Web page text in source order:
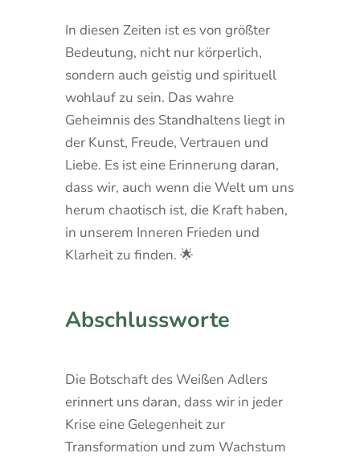
In diesen Zeiten ist es von größter
Bedeutung, nicht nur körperlich,
sondern auch geistig und spirituell
wohlauf zu sein. Das wahre
Geheimnis des Standhaltens liegt in
der Kunst, Freude, Vertrauen und
Liebe. Es ist eine Erinnerung daran,
dass wir, auch wenn die Welt um uns
herum chaotisch ist, die Kraft haben,
in unserem Inneren Frieden und
Klarheit zu finden. 🌟
Abschlussworte
Die Botschaft des Weißen Adlers
erinnert uns daran, dass wir in jeder
Krise eine Gelegenheit zur
Transformation und zum Wachstum